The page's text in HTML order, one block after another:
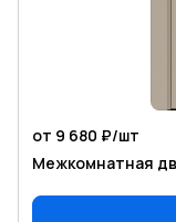
от 9 680 ₽/шт
Межкомнатная